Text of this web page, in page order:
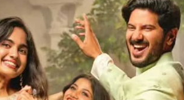
തമിഴ്നാട് സ്വദേശിയെ